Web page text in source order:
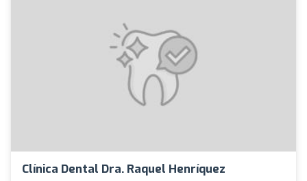
Clínica Dental Dra. Raquel Henríquez